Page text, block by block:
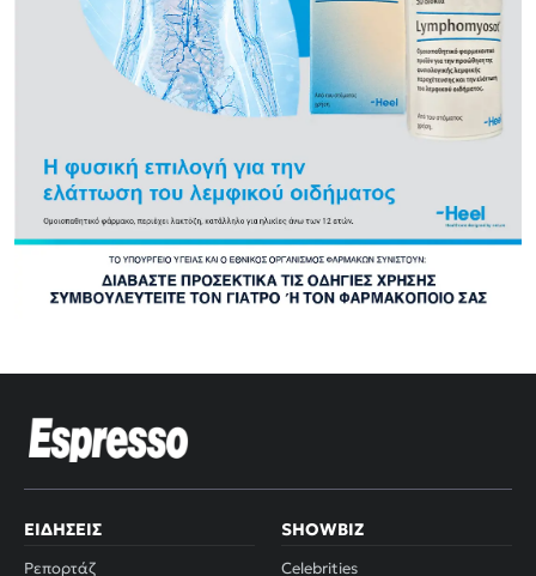
ΕΙΔΉΣΕΙΣ
Ρεπορτάζ
SHOWBIZ
Celebrities